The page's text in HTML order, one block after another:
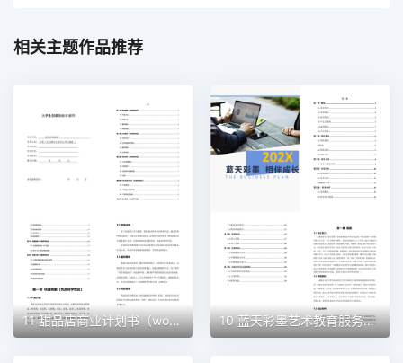
相关主题作品推荐
11 甜品店商业计划书（word+ppt配套）创业计划书word模板 10 蓝天彩墨艺术教育服务平台商业计划书（word+ppt配套）创业计划书word模板